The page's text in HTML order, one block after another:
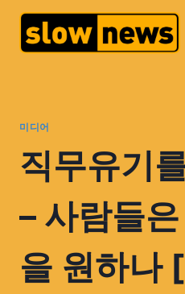
미디어
직무유기
– 사람들
을 원하나